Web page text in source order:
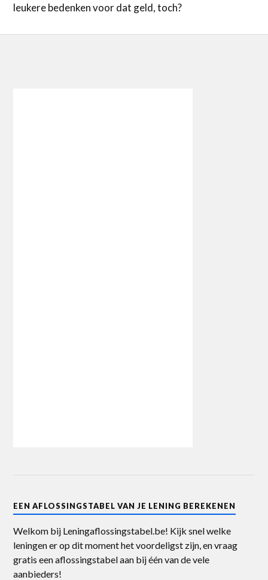
leukere bedenken voor dat geld, toch?
EEN AFLOSSINGSTABEL VAN JE LENING BEREKENEN
Welkom bij Leningaflossingstabel.be! Kijk snel welke
leningen er op dit moment het voordeligst zijn, en vraag
gratis een aflossingstabel aan bij één van de vele
aanbieders!